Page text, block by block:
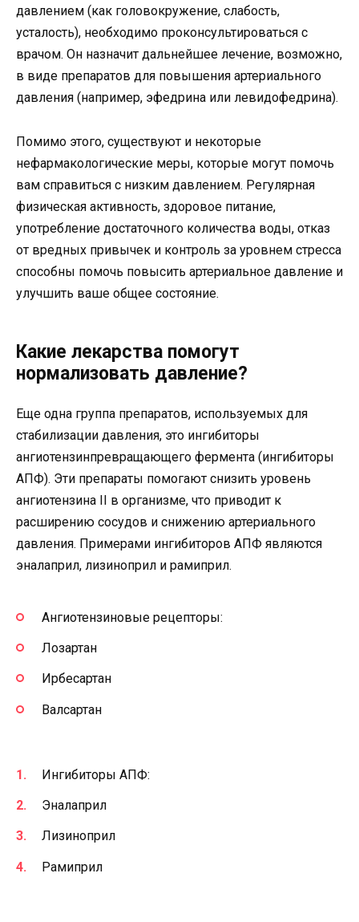
давлением (как головокружение, слабость,
усталость), необходимо проконсультироваться с
врачом. Он назначит дальнейшее лечение, возможно,
в виде препаратов для повышения артериального
давления (например, эфедрина или левидофедрина).
Помимо этого, существуют и некоторые
нефармакологические меры, которые могут помочь
вам справиться с низким давлением. Регулярная
физическая активность, здоровое питание,
употребление достаточного количества воды, отказ
от вредных привычек и контроль за уровнем стресса
способны помочь повысить артериальное давление и
улучшить ваше общее состояние.
Какие лекарства помогут
нормализовать давление?
Еще одна группа препаратов, используемых для
стабилизации давления, это ингибиторы
ангиотензинпревращающего фермента (ингибиторы
АПФ). Эти препараты помогают снизить уровень
ангиотензина II в организме, что приводит к
расширению сосудов и снижению артериального
давления. Примерами ингибиторов АПФ являются
эналаприл, лизиноприл и рамиприл.
Ангиотензиновые рецепторы:
Лозартан
Ирбесартан
Валсартан
Ингибиторы АПФ:
Эналаприл
Лизиноприл
Рамиприл